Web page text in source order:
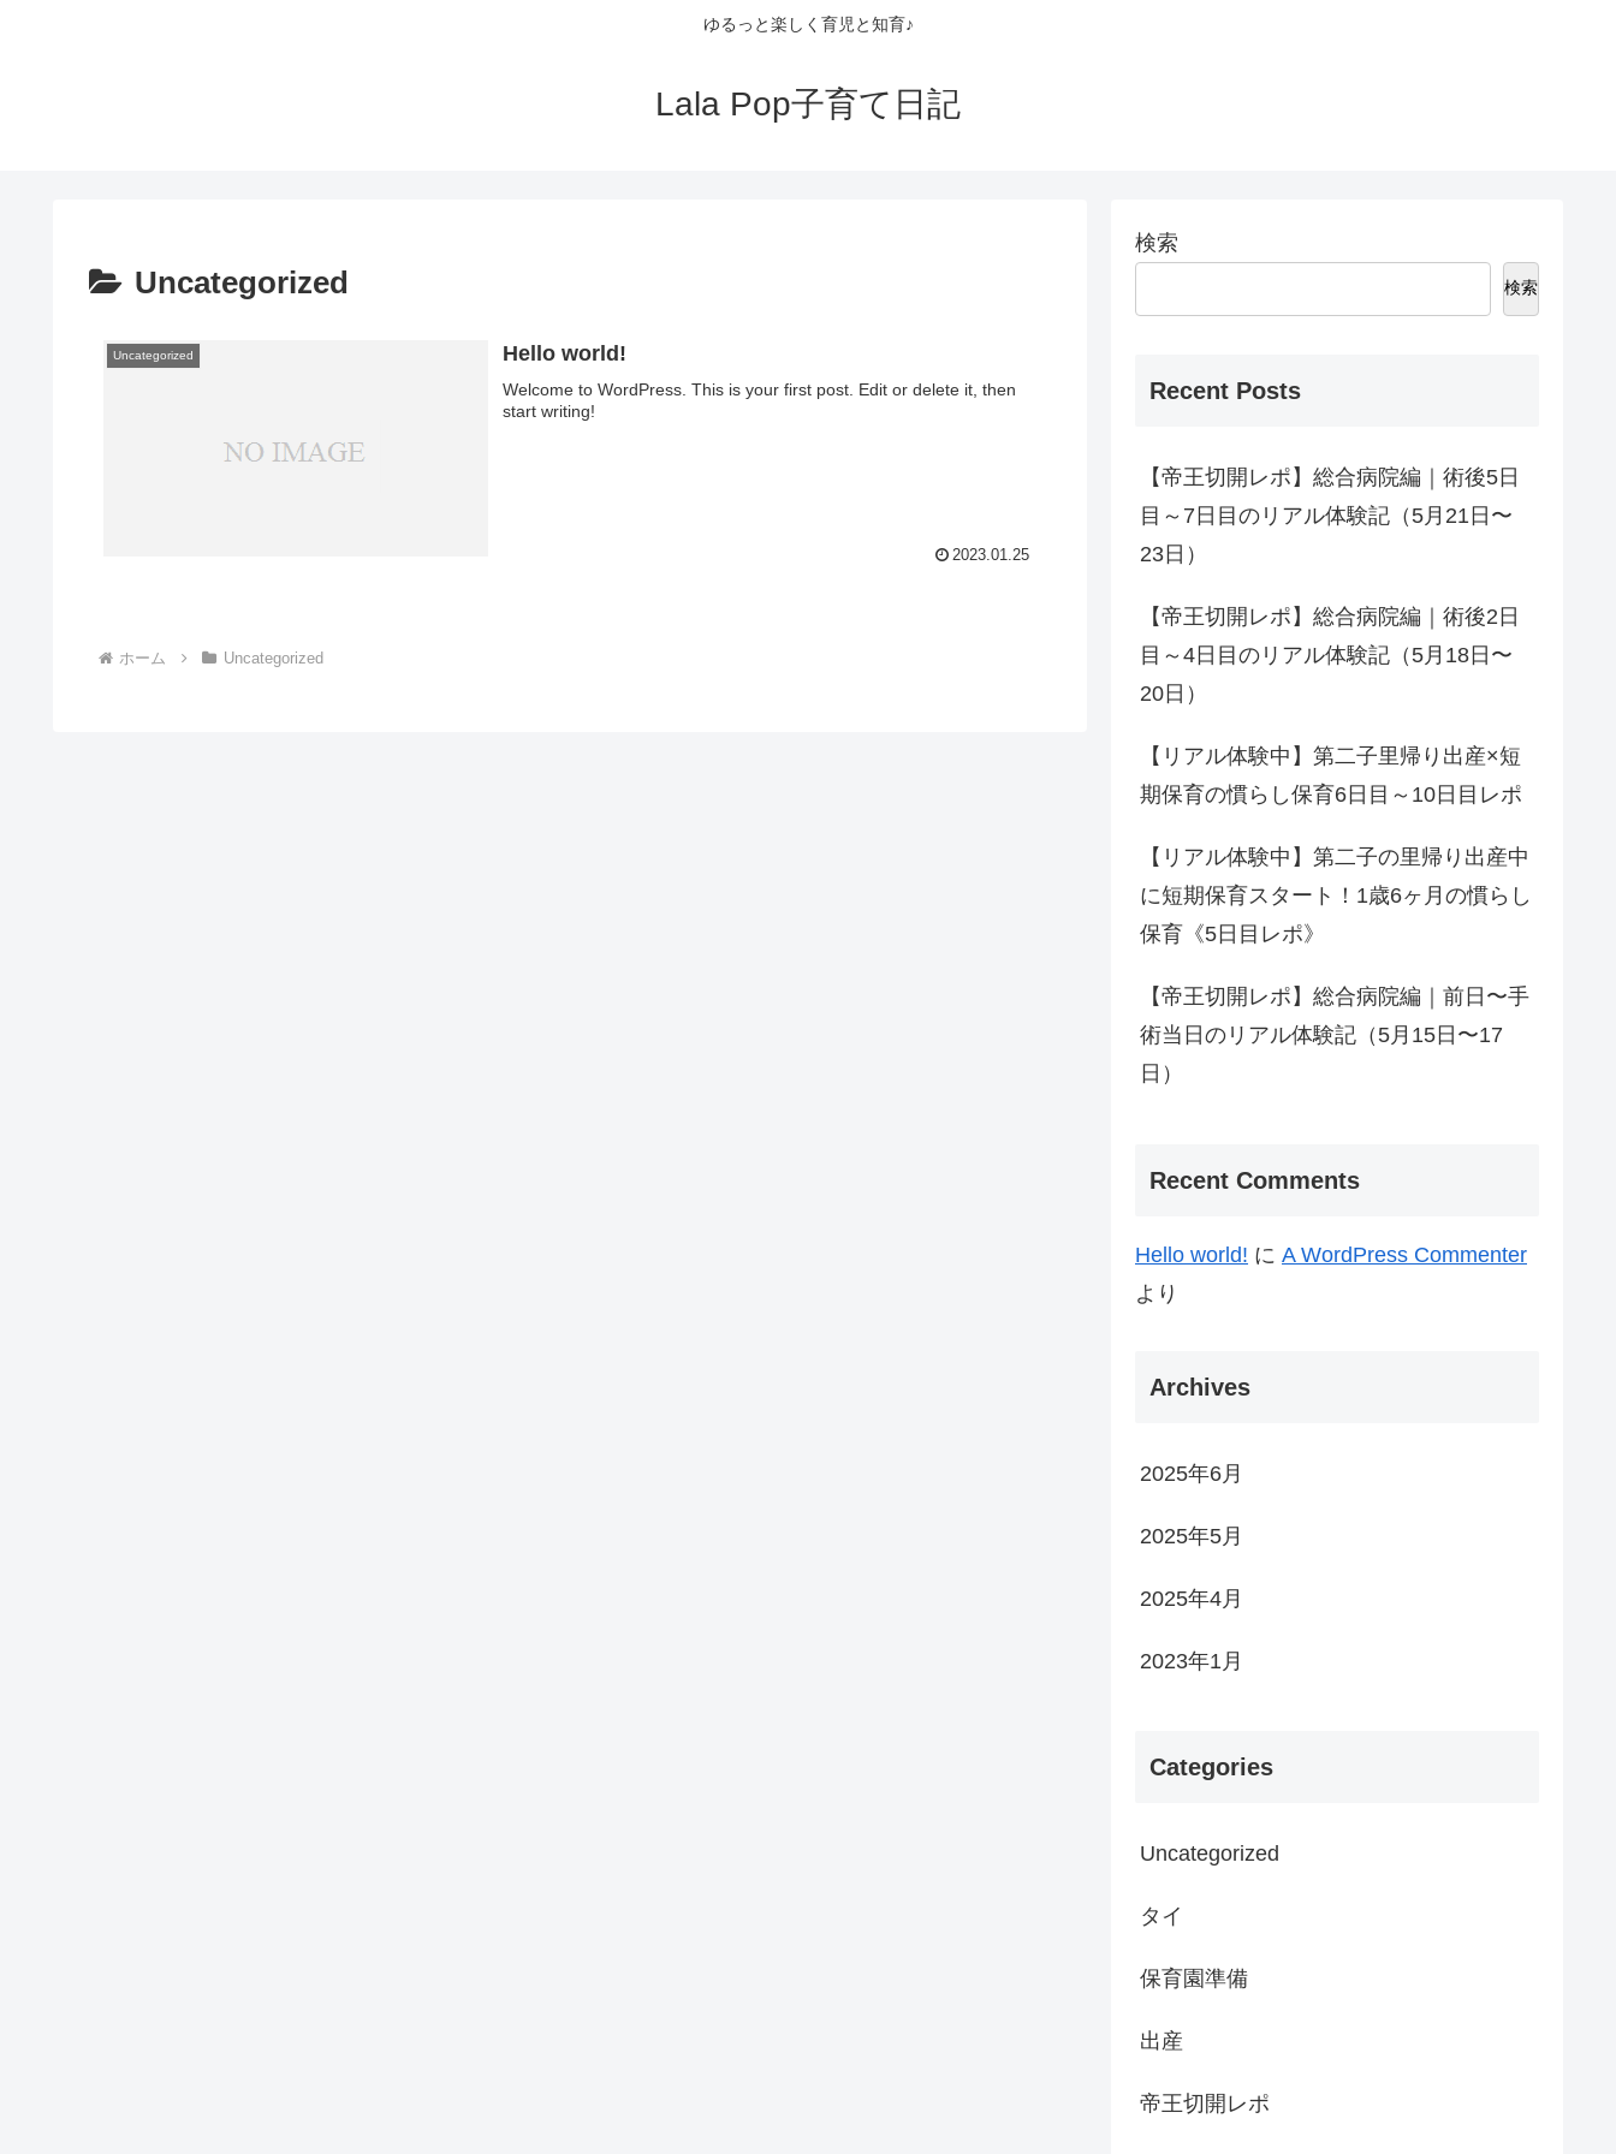
ゆるっと楽しく育児と知育♪
Lala Pop子育て日記
Uncategorized
Uncategorized Hello world!
Welcome to WordPress. This is your first post. Edit or delete it, then
start writing!
2023.01.25
ホーム Uncategorized
検索
検索
Recent Posts
【帝王切開レポ】総合病院編｜術後5日
目～7日目のリアル体験記（5月21日〜
23日）
【帝王切開レポ】総合病院編｜術後2日
目～4日目のリアル体験記（5月18日〜
20日）
【リアル体験中】第二子里帰り出産×短
期保育の慣らし保育6日目～10日目レポ
【リアル体験中】第二子の里帰り出産中
に短期保育スタート！1歳6ヶ月の慣らし
保育《5日目レポ》
【帝王切開レポ】総合病院編｜前日〜手
術当日のリアル体験記（5月15日〜17
日）
Recent Comments
Hello world! に A WordPress Commenter
より
Archives
2025年6月
2025年5月
2025年4月
2023年1月
Categories
Uncategorized
タイ
保育園準備
出産
帝王切開レポ